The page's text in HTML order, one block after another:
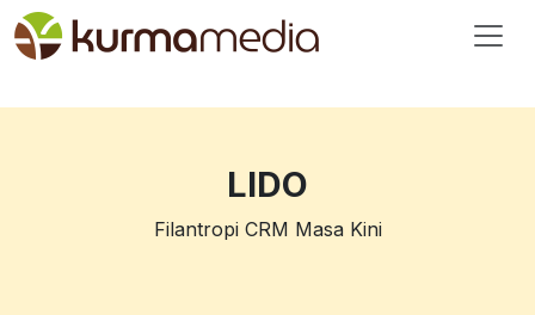
LIDO
Filantropi CRM Masa Kini